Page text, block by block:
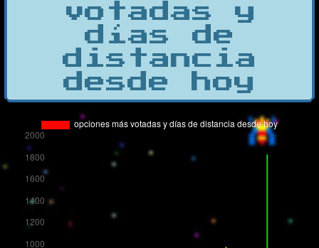
votadas y
días de
distancia
desde hoy